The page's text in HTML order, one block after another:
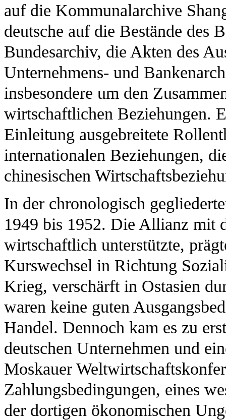
auf die Kommunalarchive
deutsche auf die Bestände des
Bundesarchiv, die Akten des
Unternehmens- und
insbesondere um den
wirtschaftlichen Beziehungen.
Einleitung ausgebreitete
internationalen Beziehungen,
chinesischen
In der chronologisch
1949 bis 1952. Die Allianz mit
wirtschaftlich unterstützte,
Kurswechsel in Richtung
Krieg, verschärft in Ostasien
waren keine guten
Handel. Dennoch kam es zu
deutschen Unternehmen und
Moskauer
Zahlungsbedingungen, eines
der dortigen ökonomischen